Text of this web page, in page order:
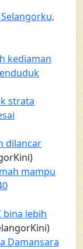
kediaman
strata
dilancar
mampu
bina lebih
Damansara